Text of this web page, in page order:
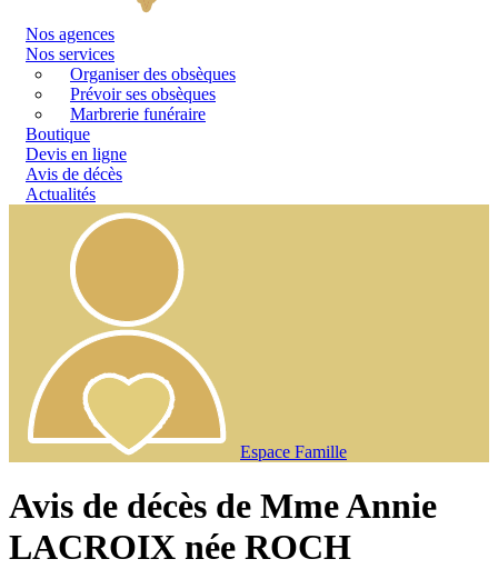
Nos agences
Nos services
Organiser des obsèques
Prévoir ses obsèques
Marbrerie funéraire
Boutique
Devis en ligne
Avis de décès
Actualités
Espace Famille
Avis de décès de Mme Annie
LACROIX née ROCH